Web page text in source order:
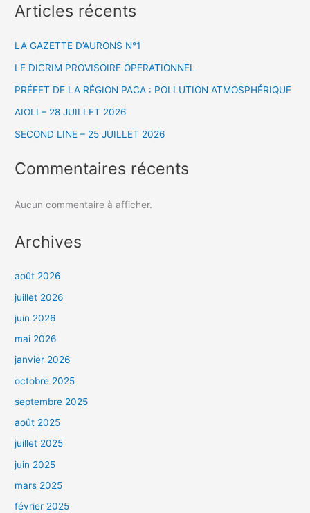
Articles récents
LA GAZETTE D’AURONS N°1
LE DICRIM PROVISOIRE OPERATIONNEL
PRÉFET DE LA RÉGION PACA : POLLUTION ATMOSPHÉRIQUE
AIOLI – 28 JUILLET 2026
SECOND LINE – 25 JUILLET 2026
Commentaires récents
Aucun commentaire à afficher.
Archives
août 2026
juillet 2026
juin 2026
mai 2026
janvier 2026
octobre 2025
septembre 2025
août 2025
juillet 2025
juin 2025
mars 2025
février 2025